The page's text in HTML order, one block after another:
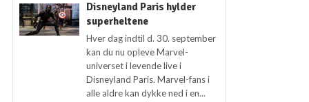
Disneyland Paris hylder
superheltene
Hver dag indtil d. 30. september
kan du nu opleve Marvel-
universet i levende live i
Disneyland Paris. Marvel-fans i
alle aldre kan dykke ned i en...